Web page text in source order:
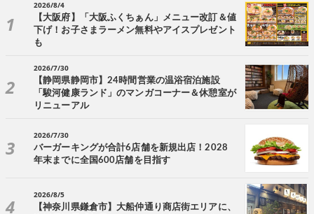
2026/8/4
【大阪府】「大阪ふくちぁん」メニュー改訂＆値
下げ！お子さまラーメン無料やアイスプレゼント
も
2026/7/30
【静岡県静岡市】24時間営業の温浴宿泊施設
「駿河健康ランド」のマンガコーナー＆休憩室が
リニューアル
2026/7/30
バーガーキングが合計6店舗を新規出店！2028
年末までに全国600店舗を目指す
2026/8/5
【神奈川県鎌倉市】大船仲通り商店街エリアに、